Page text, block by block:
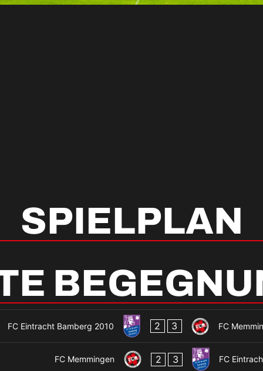
SPIELPLAN
FC Eintracht Bamberg 2010 2 3 FC
FC Memmingen 2 3 FC